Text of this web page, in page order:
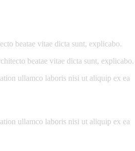
beatae vitae dicta sunt, explicabo.
beatae vitae dicta sunt, explicabo.
ullamco laboris nisi ut aliquip ex ea
ullamco laboris nisi ut aliquip ex ea